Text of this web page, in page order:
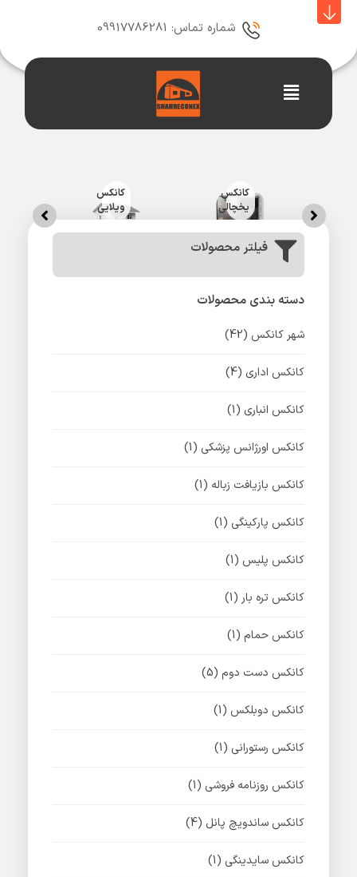
شماره تماس: 09917786281
Main
Menu
کانکس
یخچالی
کانکس
ویلایی
فیلتر محصولات
دسته بندی محصولات
شهر کانکس (42)
کانکس اداری (4)
کانکس انباری (1)
کانکس اورژانس پزشکی (1)
کانکس بازیافت زباله (1)
کانکس پارکینگی (1)
کانکس پلیس (1)
کانکس تره بار (1)
کانکس حمام (1)
کانکس دست دوم (5)
کانکس دوبلکس (1)
کانکس رستورانی (1)
کانکس روزنامه فروشی (1)
کانکس ساندویچ پانل (4)
کانکس سایدینگی (1)